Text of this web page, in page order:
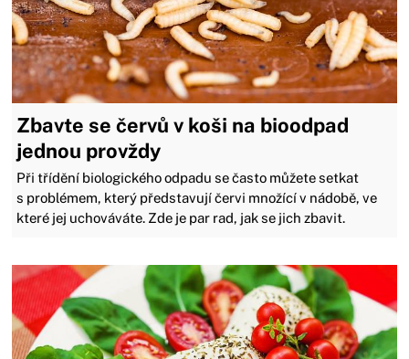
Zbavte se červů v koši na bioodpad
jednou provždy
Při třídění biologického odpadu se často můžete setkat
s problémem, který představují červi množící v nádobě, ve
které jej uchováváte. Zde je par rad, jak se jich zbavit.